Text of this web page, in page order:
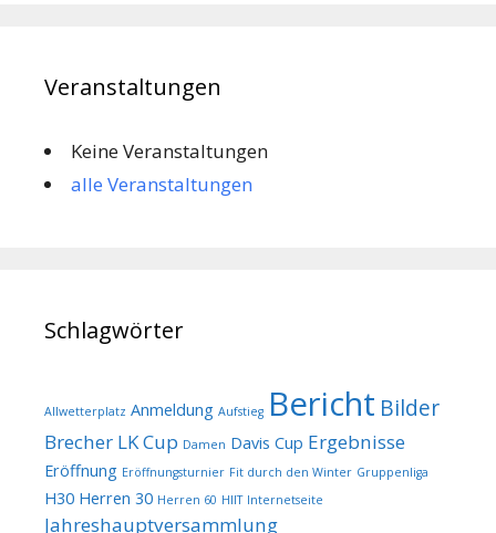
Veranstaltungen
Keine Veranstaltungen
alle Veranstaltungen
Schlagwörter
Allwetterplatz Anmeldung Aufstieg Bericht Bilder
Brecher LK Cup Damen Davis Cup Ergebnisse
Eröffnung Eröffnungsturnier Fit durch den Winter Gruppenliga
H30 Herren 30 Herren 60 HIIT Internetseite
Jahreshauptversammlung